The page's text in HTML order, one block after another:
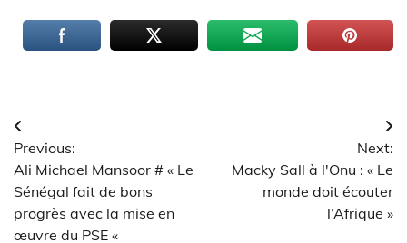
Navigation
de
l’article
Previous:
Ali Michael Mansoor # « Le
Sénégal fait de bons
progrès avec la mise en
œuvre du PSE «
Next:
Macky Sall à l'Onu : « Le
monde doit écouter
l’Afrique »